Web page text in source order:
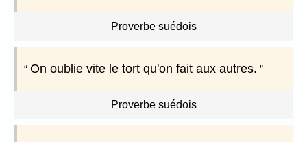
Proverbe suédois
On oublie vite le tort qu'on fait aux autres.
Proverbe suédois